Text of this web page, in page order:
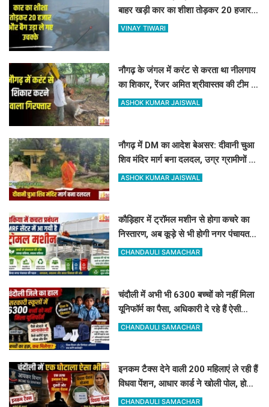
बाहर खड़ी कार का शीशा तोड़कर 20 हजार
और बैग उड़ा ले गए उचक्के
VINAY TIWARI
नौगढ़ के जंगल में करंट से करता था नीलगाय
का शिकार, रेंजर अमित श्रीवास्तव की टीम ने
ऐसे दबोचा
ASHOK KUMAR JAISWAL
नौगढ़ में DM का आदेश बेअसर: दीवानी चुआ
शिव मंदिर मार्ग बना दलदल, उग्र ग्रामीणों ने
दी चक्का जाम की चेतावनी
ASHOK KUMAR JAISWAL
कौड़िहार में ट्रॉमल मशीन से होगा कचरे का
निस्तारण, अब कूड़े से भी होगी नगर पंचायत
की बंपर कमाई
CHANDAULI SAMACHAR
चंदौली में अभी भी 6300 बच्चों को नहीं मिला
यूनिफॉर्म का पैसा, अधिकारी दे रहे हैं ऐसी
दलील
CHANDAULI SAMACHAR
इनकम टैक्स देने वाली 200 महिलाएं ले रही हैं
विधवा पेंशन, आधार कार्ड ने खोली पोल, होगी
रिकवरी
CHANDAULI SAMACHAR